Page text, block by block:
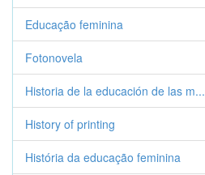
Educação feminina
Fotonovela
Historia de la educación de las m...
History of printing
História da educação feminina